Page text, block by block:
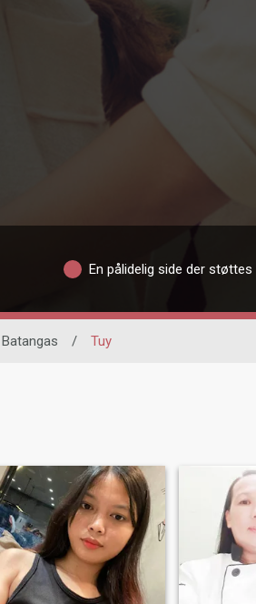
En pålidelig side der
Batangas / Tuy